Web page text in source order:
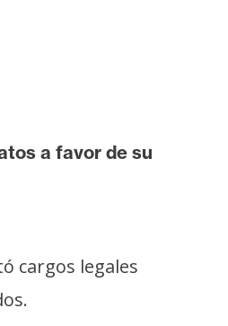
a favor de su
cargos legales